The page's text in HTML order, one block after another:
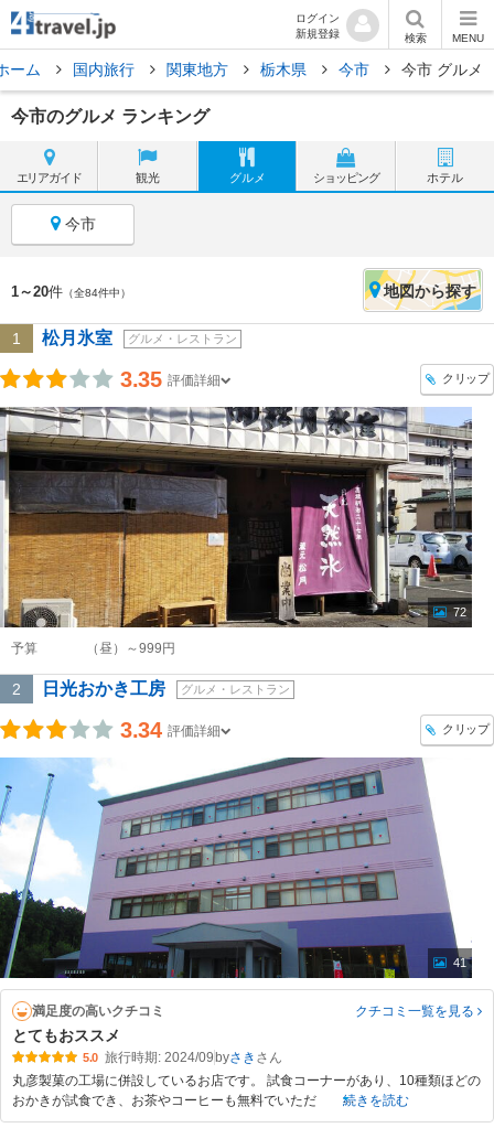
ログイン
新規登録
検索 MENU
ーム 国内旅行 関東地方 栃木県 今市 今市 グルメ
今市のグルメ ランキング
エリアガイド 観光 グルメ ショッピング ホテル
今市
1～20件 （全84件中） 地図から探す
1 松月氷室 グルメ・レストラン
3.35 評価詳細 クリップ
72
予算 （昼）～999円
2 日光おかき工房 グルメ・レストラン
3.34 評価詳細 クリップ
41
満足度の高いクチコミ クチコミ一覧を見る
とてもおススメ
5.0 旅行時期: 2024/09 byさき
丸彦製菓の工場に併設しているお店です。 試食コーナーがあり、10種類ほどの
おかきが試食でき、お茶やコーヒーも無料でいただ
続きを読む